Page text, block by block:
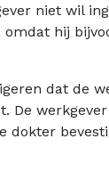
niet wil
hij
dat de
De
dokter